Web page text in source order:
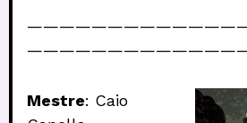
Mestre: Caio